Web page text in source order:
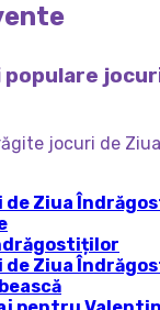
populare
jocuri de
Ziua
Ziua